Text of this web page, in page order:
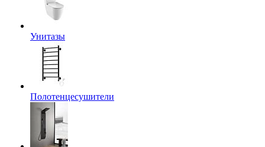
Унитазы
Полотенцесушители